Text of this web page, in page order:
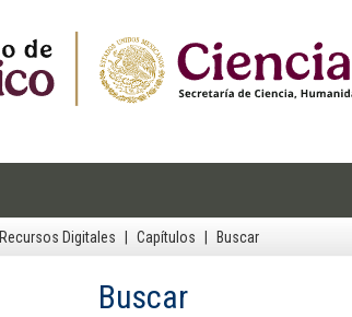
Recursos Digitales Capítulos Buscar
Buscar